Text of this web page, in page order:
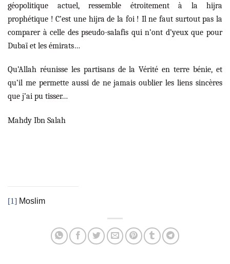
géopolitique actuel, ressemble étroitement à la hijra
prophétique ! C’est une hijra de la foi ! Il ne faut surtout pas la
comparer à celle des pseudo-salafis qui n’ont d’yeux que pour
Dubaï et les émirats…
Qu’Allah réunisse les partisans de la Vérité en terre bénie, et
qu’il me permette aussi de ne jamais oublier les liens sincères
que j’ai pu tisser…
Mahdy Ibn Salah
[1] Moslim